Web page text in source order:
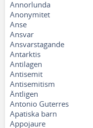
Annorlunda
Anonymitet
Anse
Ansvar
Ansvarstagande
Antarktis
Antilagen
Antisemit
Antisemitism
Äntligen
Antonio Guterres
Apatiska barn
Appojaure